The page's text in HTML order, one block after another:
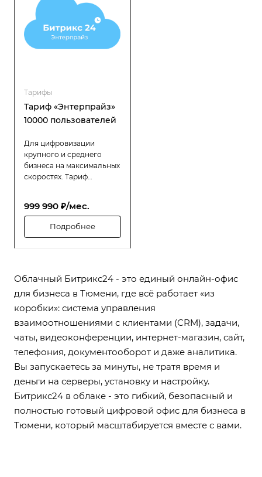
управлении
распределённой
структурой.
Тарифы
Тариф «Энтерпрайз»
10000 пользователей
Для цифровизации
крупного и среднего
бизнеса на максимальных
скоростях. Тариф
для компаний с большой
сотрудников (до 10000
надёжность и гибкость в
управлении
распределённой
структурой.
999 990 ₽/мес.
Подробнее
Облачный Битрикс24 - это единый онлайн-офис
для бизнеса в Тюмени, где всё работает «из
коробки»: система управления
взаимоотношениями с клиентами (CRM), задачи,
чаты, видеоконференции, интернет-магазин, сайт,
телефония, документооборот и даже аналитика.
Вы запускаетесь за минуты, не тратя время и
деньги на серверы, установку и настройку.
Битрикс24 в облаке - это гибкий, безопасный и
полностью готовый цифровой офис для бизнеса в
Тюмени, который масштабируется вместе с вами.